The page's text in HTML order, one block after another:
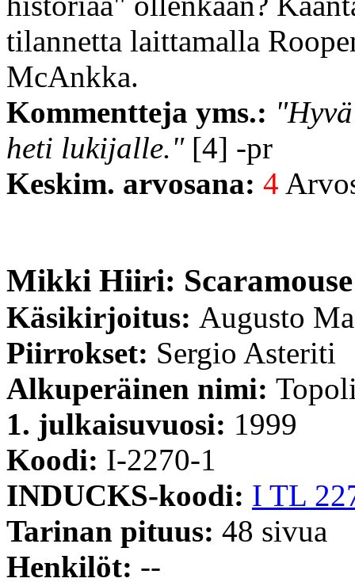
tilannetta laittamalla
McAnkka.
Kommentteja yms.:
heti lukijalle."[4] -pr
Keskim. arvosana: 4
Mikki Hiiri:
Käsikirjoitus: Augusto
Piirrokset: Sergio Asteriti
Alkuperäinen nimi:
1. julkaisuvuosi: 1999
Koodi: I-2270-1
INDUCKS-koodi: I TL
Tarinan pituus: 48 sivua
Henkilöt: --